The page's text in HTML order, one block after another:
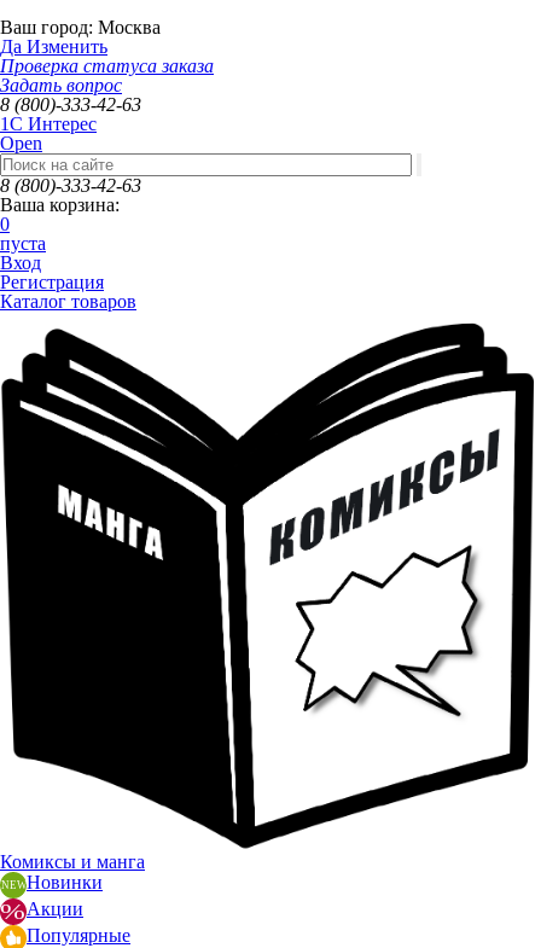
Ваш город: Москва
Да Изменить
Проверка статуса заказа
Задать вопрос
8 (800)-333-42-63
1C Интерес
Open
8 (800)-333-42-63
Ваша корзина:
0
пуста
Вход
Регистрация
Каталог товаров
Комиксы и манга
Новинки
Акции
Популярные